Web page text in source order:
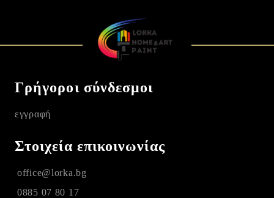
Γρήγοροι σύνδεσμοι
εγγραφή
Στοιχεία επικοινωνίας
office@lorka.bg
0885 07 80 17